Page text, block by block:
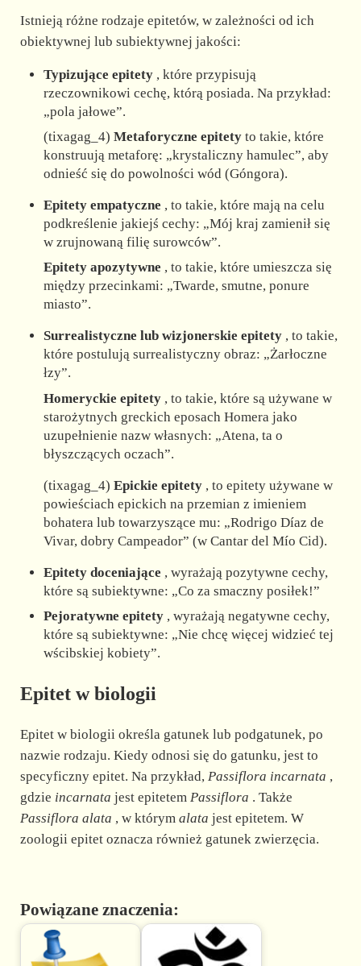
Istnieją różne rodzaje epitetów, w zależności od ich
obiektywnej lub subiektywnej jakości:
Typizujące epitety , które przypisują
rzeczownikowi cechę, którą posiada. Na przykład:
„pola jałowe”.
(tixagag_4)Metaforyczne epitety to takie, które
konstruują metaforę: „krystaliczny hamulec”, aby
odnieść się do powolności wód (Góngora).
Epitety empatyczne , to takie, które mają na celu
podkreślenie jakiejś cechy: „Mój kraj zamienił się
w zrujnowaną filię surowców”.
Epitety apozytywne , to takie, które umieszcza się
między przecinkami: „Twarde, smutne, ponure
miasto”.
Surrealistyczne lub wizjonerskie epitety , to takie,
które postulują surrealistyczny obraz: „Żarłoczne
łzy”.
Homeryckie epitety , to takie, które są używane w
starożytnych greckich eposach Homera jako
uzupełnienie nazw własnych: „Atena, ta o
błyszczących oczach”.
(tixagag_4)Epickie epitety , to epitety używane w
powieściach epickich na przemian z imieniem
bohatera lub towarzyszące mu: „Rodrigo Díaz de
Vivar, dobry Campeador” (w Cantar del Mío Cid).
Epitety doceniające , wyrażają pozytywne cechy,
które są subiektywne: „Co za smaczny posiłek!”
Pejoratywne epitety , wyrażają negatywne cechy,
które są subiektywne: „Nie chcę więcej widzieć tej
wścibskiej kobiety”.
Epitet w biologii
Epitet w biologii określa gatunek lub podgatunek, po
nazwie rodzaju. Kiedy odnosi się do gatunku, jest to
specyficzny epitet. Na przykład, Passiflora incarnata ,
gdzie incarnata jest epitetem Passiflora . Także
Passiflora alata , w którym alata jest epitetem. W
zoologii epitet oznacza również gatunek zwierzęcia.
Powiązane znaczenia: